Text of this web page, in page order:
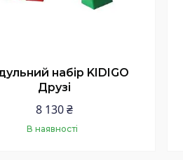
набір KIDIGO
Друзі
8 130 ₴
В наявності